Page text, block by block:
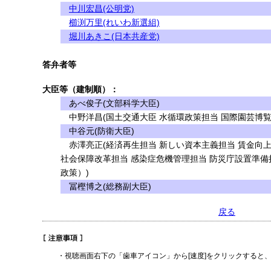
中川宏昌(公明党)
櫛渕万里(れいわ新選組)
堀川あきこ(日本共産党)
答弁者等
大臣等（建制順）：
あべ俊子(文部科学大臣)
中野洋昌(国土交通大臣 水循環政策担当 国際園芸博
中谷元(防衛大臣)
赤澤亮正(経済再生担当 新しい資本主義担当 賃金向
社会保障改革担当 感染症危機管理担当 防災庁設置準
政策）)
冨樫博之(総務副大臣)
戻る
・視聴画面右下の「歯車アイコン」から[速度]をクリックすると